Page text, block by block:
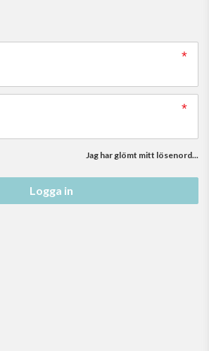
Jag har glömt mitt lösenord...
Logga in